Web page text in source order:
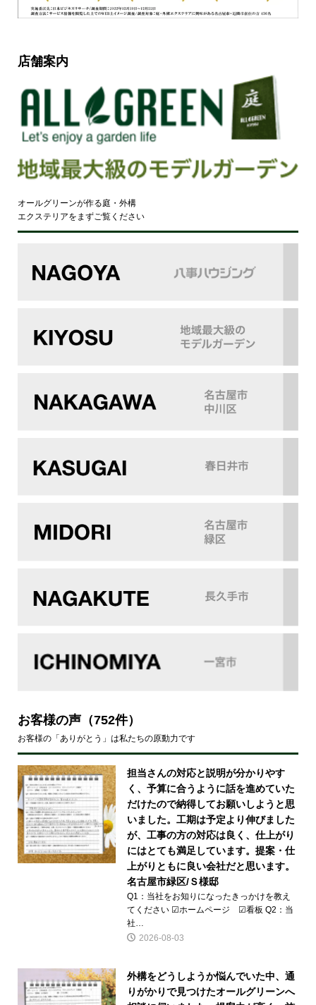
店舗案内
オールグリーンが作る庭・外構
エクステリアをまずご覧ください
お客様の声（752件）
お客様の「ありがとう」は私たちの原動力です
担当さんの対応と説明が分かりやす
く、予算に合うように話を進めていた
だけたので納得してお願いしようと思
いました。工期は予定より伸びました
が、工事の方の対応は良く、仕上がり
にはとても満足しています。提案・仕
上がりともに良い会社だと思います。
名古屋市緑区/Ｓ様邸
Q1：当社をお知りになったきっかけを教え
てください ☑ホームページ ☑看板 Q2：当
社…
2026-08-03
外構をどうしようか悩んでいた中、通
りがかりで見つけたオールグリーンへ